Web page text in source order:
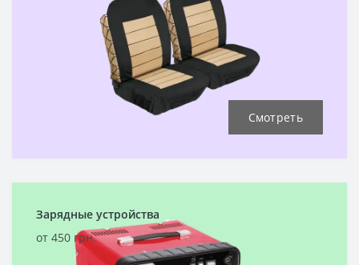
Смотреть
Зарядные устройства
от 450 грн.